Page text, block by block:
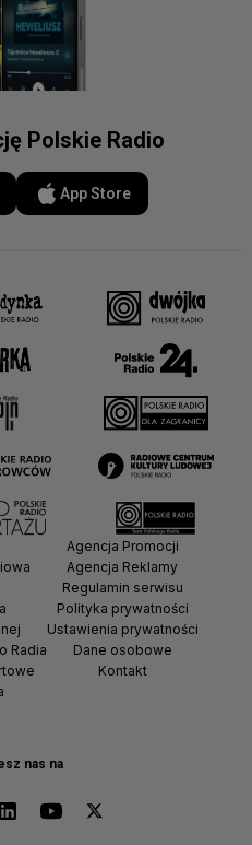
Polskie Radio
App Store
nas na
Radia
Agencja Promocji
Agencja Reklamy
Regulamin serwisu
Polityka prywatności
Ustawienia prywatności
Dane osobowe
Kontakt